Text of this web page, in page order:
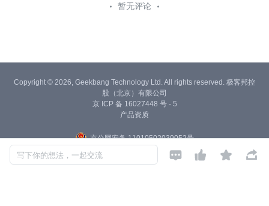
暂无评论
写下你的想法，一起交流    
Copyright © 2026, Geekbang Technology Ltd. All rights reserved. 极客邦控
股（北京）有限公司
京 ICP 备 16027448 号 - 5
产品资质
京公网安备 11010502039052号